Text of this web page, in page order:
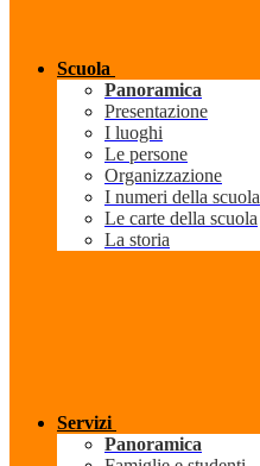
Scuola
Panoramica
Presentazione
I luoghi
Le persone
Organizzazione
I numeri della scuola
Le carte della scuola
La storia
Servizi
Panoramica